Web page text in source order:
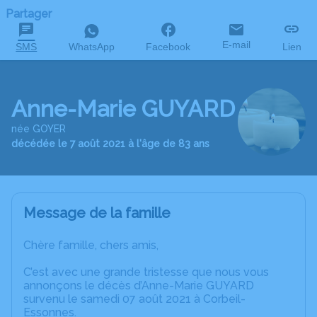
Partager
SMS WhatsApp Facebook E-mail Lien
Anne-Marie GUYARD
née GOYER
décédée le 7 août 2021 à l'âge de 83 ans
Message de la famille
Chère famille, chers amis,
C’est avec une grande tristesse que nous vous
annonçons le décès d’Anne-Marie GUYARD
survenu le samedi 07 août 2021 à Corbeil-
Essonnes.